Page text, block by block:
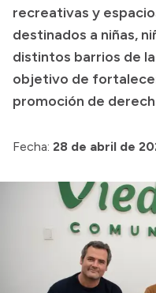
Compras y licitaciones
Consulta de
Consulta de pago a
Convocatorias
Login
recreativas y
destinados a niñas,
distintos barrios de
objetivo de
promoción de
Fecha: 28 de abril de